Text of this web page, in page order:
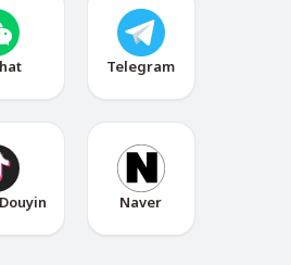
Telegram
Naver